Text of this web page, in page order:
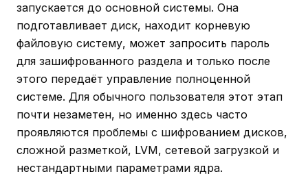
запускается до основной системы. Она
подготавливает диск, находит корневую
файловую систему, может запросить пароль
для зашифрованного раздела и только после
этого передаёт управление полноценной
системе. Для обычного пользователя этот этап
почти незаметен, но именно здесь часто
проявляются проблемы с шифрованием дисков,
сложной разметкой, LVM, сетевой загрузкой и
нестандартными параметрами ядра.